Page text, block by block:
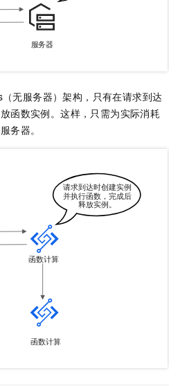
无服务器）架构，只有在请求到达
函数实例。这样，只需为实际消耗
务器。